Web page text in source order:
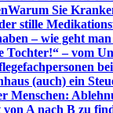
Warum Sie
stille
– wie geht
Tochter!“ – vom
(auch) ein
A nach B zu